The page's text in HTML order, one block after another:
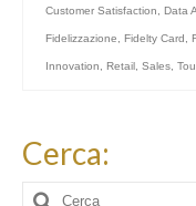
Customer Satisfaction, Data
Fidelizzazione, Fidelty Card,
Innovation, Retail, Sales,
Cerca:
Cerca: